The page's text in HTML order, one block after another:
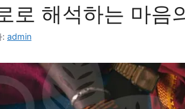
로 해석하는 마음
: admin